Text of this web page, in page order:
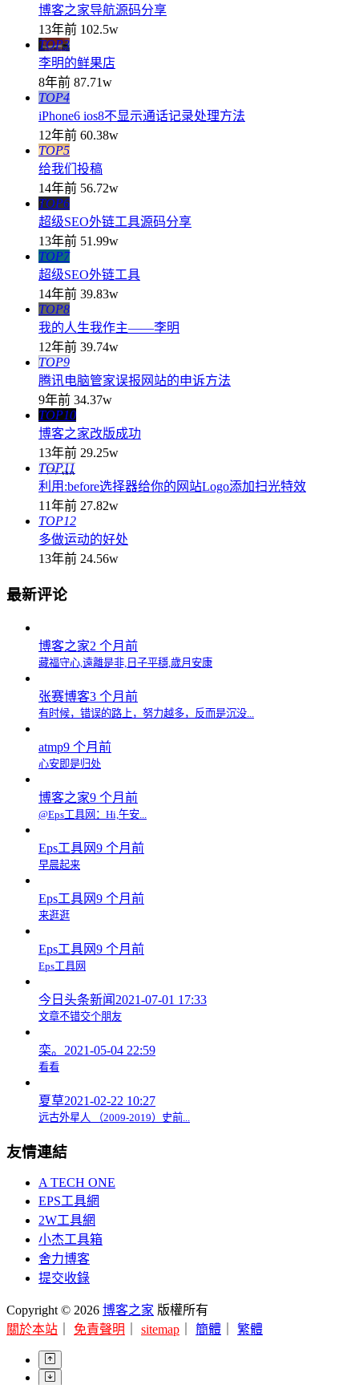
博客之家导航源码分享
13年前 102.5w
TOP3
李明的鲜果店
8年前 87.71w
TOP4
iPhone6 ios8不显示通话记录处理方法
12年前 60.38w
TOP5
给我们投稿
14年前 56.72w
TOP6
超级SEO外链工具源码分享
13年前 51.99w
TOP7
超级SEO外链工具
14年前 39.83w
TOP8
我的人生我作主——李明
12年前 39.74w
TOP9
腾讯电脑管家误报网站的申诉方法
9年前 34.37w
TOP10
博客之家改版成功
13年前 29.25w
TOP11
利用:before选择器给你的网站Logo添加扫光特效
11年前 27.82w
TOP12
多做运动的好处
13年前 24.56w
最新评论
博客之家2 个月前
藏福守心,遠離是非,日子平穩,歲月安康
张赛博客3 个月前
有时候，错误的路上，努力越多，反而是沉没...
atmp9 个月前
心安即是归处
博客之家9 个月前
@Eps工具网：Hi,午安...
Eps工具网9 个月前
早晨起来
Eps工具网9 个月前
来逛逛
Eps工具网9 个月前
Eps工具网
今日头条新闻 2021-07-01 17:33
文章不错交个朋友
栾。 2021-05-04 22:59
看看
夏草2021-02-22 10:27
远古外星人 （2009-2019）史前...
友情連結
A TECH ONE
EPS工具網
2W工具網
小杰工具箱
舍力博客
提交收錄
Copyright © 2026 博客之家 版權所有
關於本站
免責聲明 sitemap 簡體 繁體